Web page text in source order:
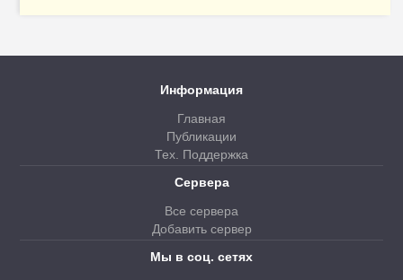
Информация
Главная
Публикации
Тех. Поддержка
Сервера
Все сервера
Добавить сервер
Мы в соц. сетях